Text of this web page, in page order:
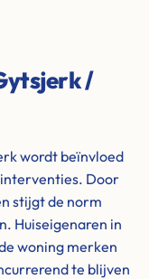
/
wordt beïnvloed
Door
stijgt de norm
Huiseigenaren in
woning merken
te blijven